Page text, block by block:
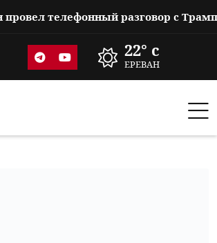
22° c
ЕРЕВАН